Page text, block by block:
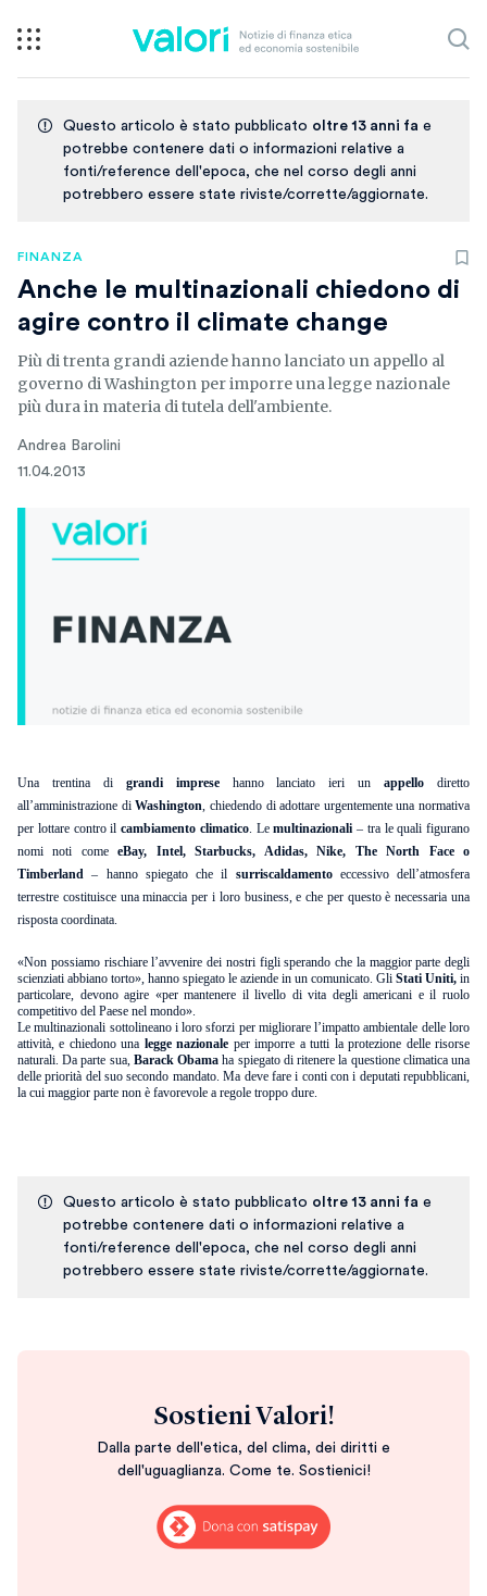
Questo articolo è stato pubblicato oltre 13 anni fa e
potrebbe contenere dati o informazioni relative a
fonti/reference dell'epoca, che nel corso degli anni
potrebbero essere state riviste/corrette/aggiornate.
FINANZA
Anche le multinazionali chiedono di
agire contro il climate change
Più di trenta grandi aziende hanno lanciato un appello al
governo di Washington per imporre una legge nazionale
più dura in materia di tutela dell'ambiente.
Andrea Barolini
11.04.2013
Una trentina digrandi imprese hanno lanciato ieri unappello diretto
all’amministrazione diWashington, chiedendo di adottare urgentemente una normativa
per lottare contro il cambiamento climatico. Lemultinazionali – tra le quali figurano
nomi noti comeeBay, Intel, Starbucks, Adidas, Nike, The North Face o
Timberland – hanno spiegato che il surriscaldamentoeccessivo dell’atmosfera
terrestre costituisce una minaccia per i loro business, e che per questo è necessaria una
risposta coordinata.
«Non possiamo rischiare l’avvenire dei nostri figli sperando che la maggior parte degli
scienziati abbiano torto», hanno spiegato le aziende in un comunicato. Gli Stati Uniti, in
particolare, devono agire «per mantenere il livello di vita degli americani e il ruolo
competitivo del Paese nel mondo».
Le multinazionali sottolineano i loro sforzi per migliorare l’impatto ambientale delle loro
attività, e chiedono una legge nazionale per imporre a tutti la protezione delle risorse
naturali. Da parte sua, Barack Obama ha spiegato di ritenere la questione climatica una
delle priorità del suo secondo mandato. Ma deve fare i conti con i deputati repubblicani,
la cui maggior parte non è favorevole a regole troppo dure.
Questo articolo è stato pubblicato oltre 13 anni fa e
potrebbe contenere dati o informazioni relative a
fonti/reference dell'epoca, che nel corso degli anni
potrebbero essere state riviste/corrette/aggiornate.
Sostieni Valori!
Dalla parte dell'etica, del clima, dei diritti e
dell'uguaglianza. Come te. Sostienici!